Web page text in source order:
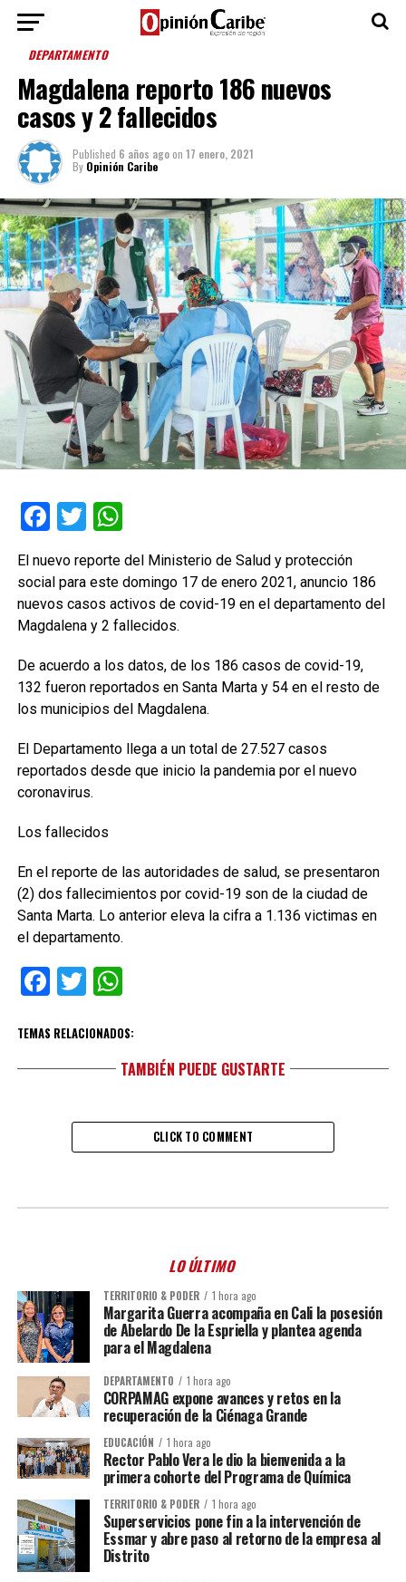
DEPARTAMENTO
Magdalena reporto 186 nuevos
casos y 2 fallecidos
Published 6 años agoon 17 enero, 2021
By Opinión Caribe
Facebook
TwitterWhatsApp
El nuevo reporte del Ministerio de Salud y protección
social para este domingo 17 de enero 2021, anuncio 186
nuevos casos activos de covid-19 en el departamento del
Magdalena y 2 fallecidos.
De acuerdo a los datos, de los 186 casos de covid-19,
132 fueron reportados en Santa Marta y 54 en el resto de
los municipios del Magdalena.
El Departamento llega a un total de 27.527 casos
reportados desde que inicio la pandemia por el nuevo
coronavirus.
Los fallecidos
En el reporte de las autoridades de salud, se presentaron
(2) dos fallecimientos por covid-19 son de la ciudad de
Santa Marta. Lo anterior eleva la cifra a 1.136 victimas en
el departamento.
Facebook
TwitterWhatsApp
TEMAS RELACIONADOS:
TAMBIÉN PUEDE GUSTARTE
CLICK TO COMMENT
LO ÚLTIMO
TERRITORIO & PODER 1 hora ago
Margarita Guerra acompaña en Cali la posesión
de Abelardo De la Espriella y plantea agenda
para el Magdalena
DEPARTAMENTO 1 hora ago
CORPAMAG expone avances y retos en la
recuperación de la Ciénaga Grande
EDUCACIÓN 1 hora ago
Rector Pablo Vera le dio la bienvenida a la
primera cohorte del Programa de Química
TERRITORIO & PODER 1 hora ago
Superservicios pone fin a la intervención de
Essmar y abre paso al retorno de la empresa al
Distrito